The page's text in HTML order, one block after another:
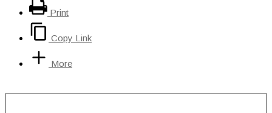
Print
Copy Link
More